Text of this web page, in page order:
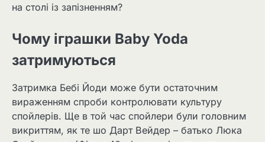
на столі із запізненням?
Чому іграшки Baby Yoda
затримуються
Затримка Бебі Йоди може бути остаточним
вираженням спроби контролювати культуру
спойлерів. Ще в той час спойлери були головним
викриттям, як те шо Дарт Вейдер – батько Люка